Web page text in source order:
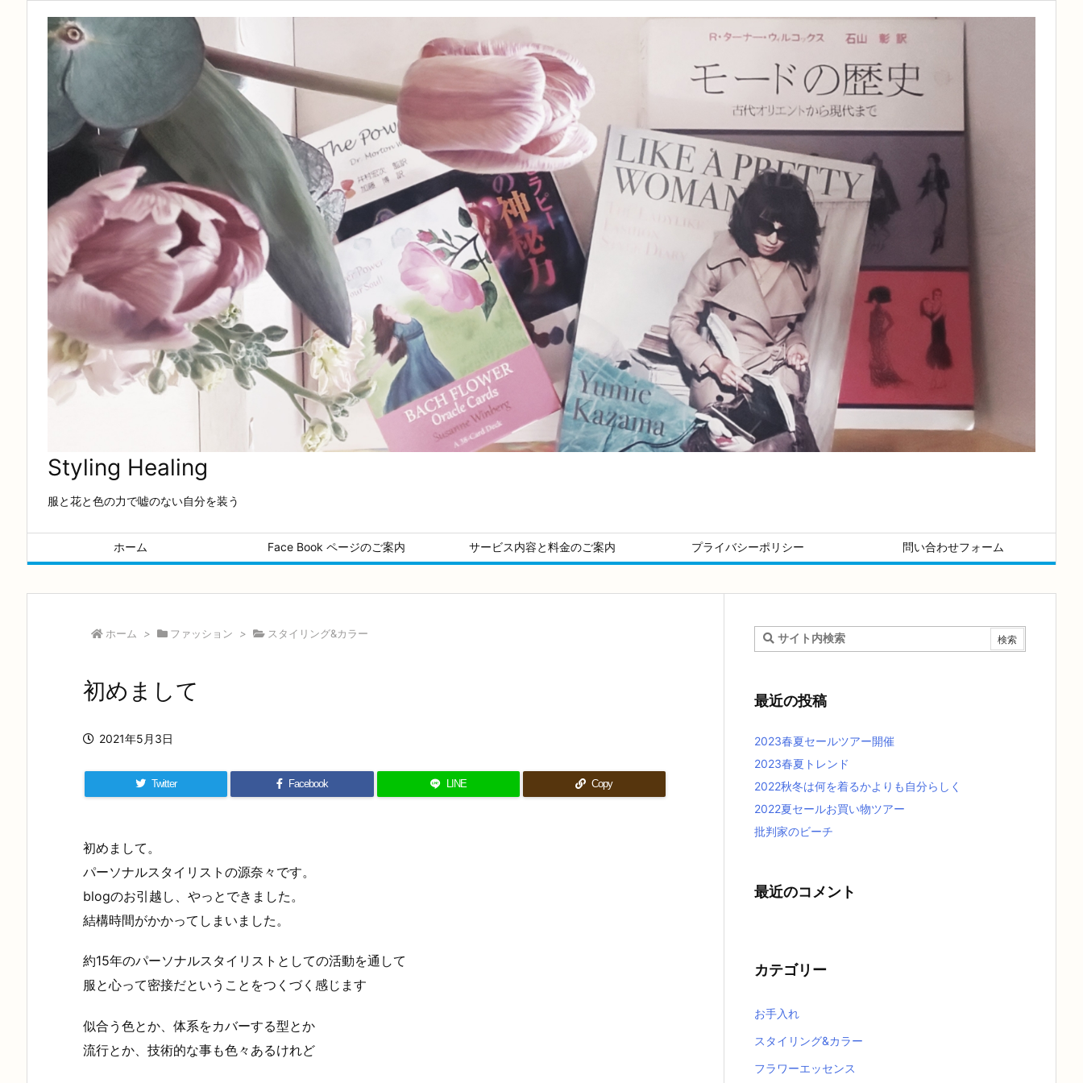
Styling Healing
服と花と色の力で嘘のない自分を装う
ホーム Face Book ページのご案内 サービス内容と料金のご案内 プライバシーポリシー 問い合わせフォーム
ホーム > ファッション > スタイリング&カラー
初めまして
2021年5月3日
Twitter Facebook LINE Copy
初めまして。
パーソナルスタイリストの源奈々です。
blogのお引越し、やっとできました。
結構時間がかかってしまいました。
約15年のパーソナルスタイリストとしての活動を通して
服と心って密接だということをつくづく感じます
似合う色とか、体系をカバーする型とか
流行とか、技術的な事も色々あるけれど
最近の投稿
2023春夏セールツアー開催
2023春夏トレンド
2022秋冬は何を着るかよりも自分らしく
2022夏セールお買い物ツアー
批判家のビーチ
最近のコメント
カテゴリー
お手入れ
スタイリング&カラー
フラワーエッセンス